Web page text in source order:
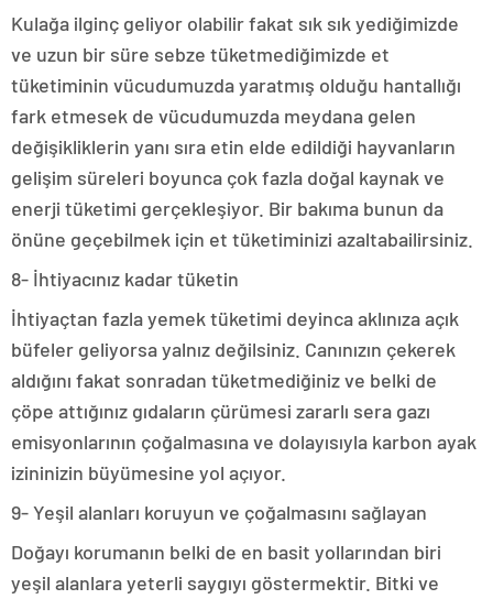
Kulağa ilginç geliyor olabilir fakat sık sık yediğimizde
ve uzun bir süre sebze tüketmediğimizde et
tüketiminin vücudumuzda yaratmış olduğu hantallığı
fark etmesek de vücudumuzda meydana gelen
değişikliklerin yanı sıra etin elde edildiği hayvanların
gelişim süreleri boyunca çok fazla doğal kaynak ve
enerji tüketimi gerçekleşiyor. Bir bakıma bunun da
önüne geçebilmek için et tüketiminizi azaltabailirsiniz.
8- İhtiyacınız kadar tüketin
İhtiyaçtan fazla yemek tüketimi deyinca aklınıza açık
büfeler geliyorsa yalnız değilsiniz. Canınızın çekerek
aldığını fakat sonradan tüketmediğiniz ve belki de
çöpe attığınız gıdaların çürümesi zararlı sera gazı
emisyonlarının çoğalmasına ve dolayısıyla karbon ayak
izininizin büyümesine yol açıyor.
9- Yeşil alanları koruyun ve çoğalmasını sağlayan
Doğayı korumanın belki de en basit yollarından biri
yeşil alanlara yeterli saygıyı göstermektir. Bitki ve